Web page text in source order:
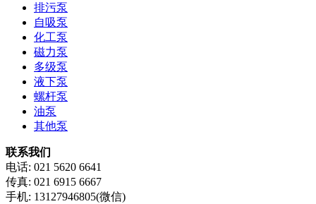
排污泵
自吸泵
化工泵
磁力泵
多级泵
液下泵
螺杆泵
油泵
其他泵
联系我们
电话: 021 5620 6641
传真: 021 6915 6667
手机: 13127946805(微信)